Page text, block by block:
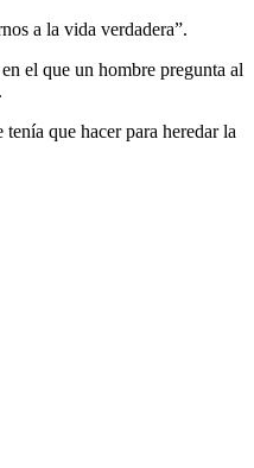
a la vida verdadera”.
el que un hombre pregunta al
que hacer para heredar la